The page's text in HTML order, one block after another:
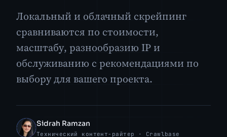
Локальный и облачный скрейпинг
сравниваются по стоимости,
масштабу, разнообразию IP и
обслуживанию с рекомендациями по
выбору для вашего проекта.
SR
Sidrah Ramzan
Технический контент-райтер · Crawlbase